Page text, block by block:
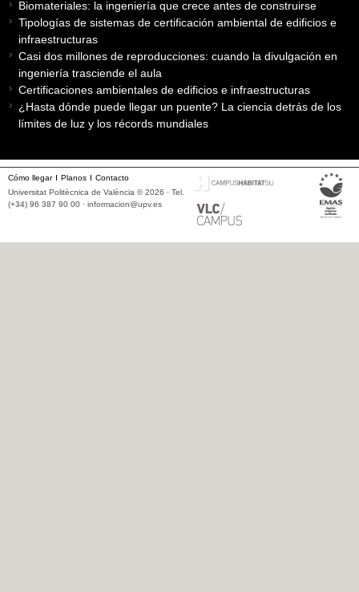
Biomateriales: la ingeniería que crece antes de construirse
Tipologías de sistemas de certificación ambiental de edificios e
infraestructuras
Casi dos millones de reproducciones: cuando la divulgación en
ingeniería trasciende el aula
Certificaciones ambientales de edificios e infraestructuras
¿Hasta dónde puede llegar un puente? La ciencia detrás de los
límites de luz y los récords mundiales
Cómo llegar Planos
Contacto
Universitat Politècnica de València © 2026 · Tel.
(+34) 96 387 90 00 · informacion@upv.es